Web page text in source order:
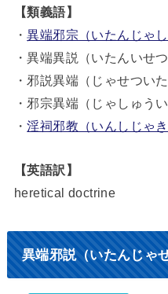
【類義語】
・異端邪宗（いたんじゃし
・異端異説（いたんいせつ
・邪説異端（じゃせついた
・邪宗異端（じゃしゅうい
・淫祠邪教（いんしじゃき
【英語訳】
heretical doctrine
異端邪説（いたんじゃ